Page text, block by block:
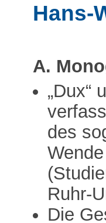
Hans-
A.
„Dux“
des
Ruhr-
Die